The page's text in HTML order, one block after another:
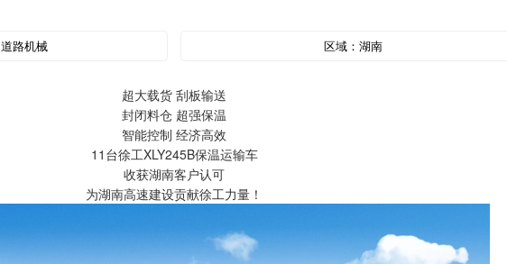
道路机械 区域：湖南
超大载货 刮板输送
封闭料仓 超强保温
智能控制 经济高效
11台徐工XLY245B保温运输车
收获湖南客户认可
为湖南高速建设贡献徐工力量！